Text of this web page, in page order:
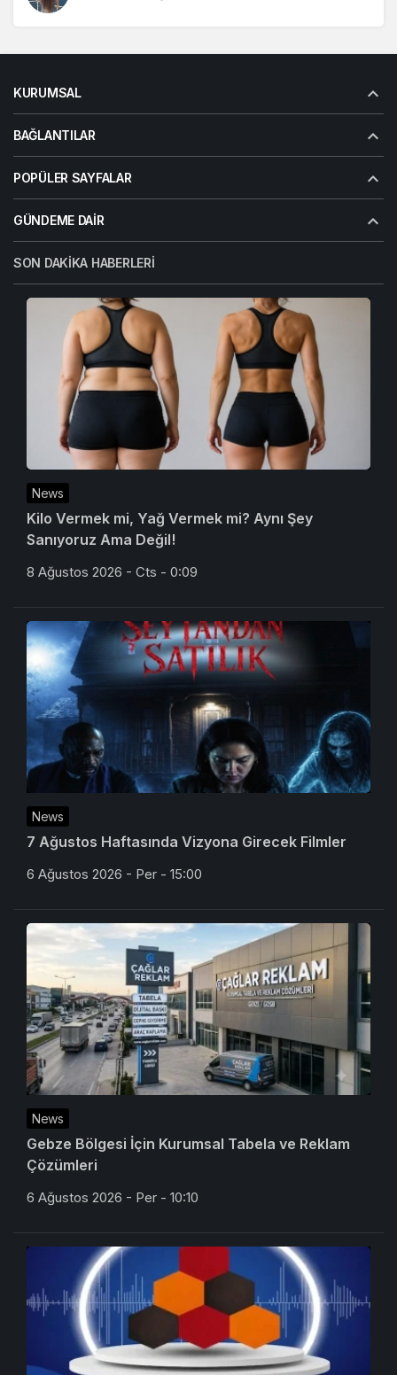
KURUMSAL
BAĞLANTILAR
POPÜLER SAYFALAR
GÜNDEME DAIR
SON DAKIKA HABERLERI
News
Kilo Vermek mi, Yağ Vermek mi? Aynı Şey
Sanıyoruz Ama Değil!
8 Ağustos 2026 - Cts - 0:09
News
7 Ağustos Haftasında Vizyona Girecek Filmler
6 Ağustos 2026 - Per - 15:00
News
Gebze Bölgesi İçin Kurumsal Tabela ve Reklam
Çözümleri
6 Ağustos 2026 - Per - 10:10